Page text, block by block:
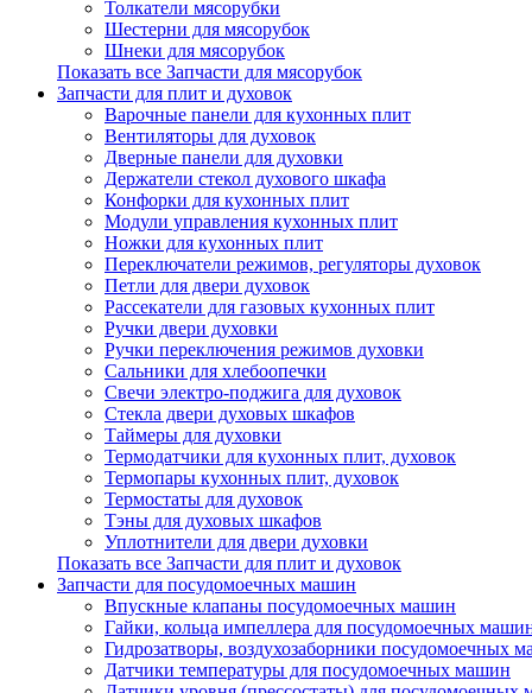
Толкатели мясорубки
Шестерни для мясорубок
Шнеки для мясорубок
Показать все Запчасти для мясорубок
Запчасти для плит и духовок
Варочные панели для кухонных плит
Вентиляторы для духовок
Дверные панели для духовки
Держатели стекол духового шкафа
Конфорки для кухонных плит
Модули управления кухонных плит
Ножки для кухонных плит
Переключатели режимов, регуляторы духовок
Петли для двери духовок
Рассекатели для газовых кухонных плит
Ручки двери духовки
Ручки переключения режимов духовки
Сальники для хлебоопечки
Свечи электро-поджига для духовок
Стекла двери духовых шкафов
Таймеры для духовки
Термодатчики для кухонных плит, духовок
Термопары кухонных плит, духовок
Термостаты для духовок
Тэны для духовых шкафов
Уплотнители для двери духовки
Показать все Запчасти для плит и духовок
Запчасти для посудомоечных машин
Впускные клапаны посудомоечных машин
Гайки, кольца импеллера для посудомоечных
Гидрозатворы, воздухозаборники посудомоечных
Датчики температуры для посудомоечных машин